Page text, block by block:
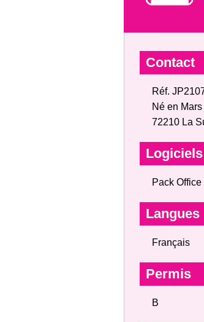
Contact
Réf.
Né en
72210 La
Logiciels
Pack Office
Langues
Français
Permis
B